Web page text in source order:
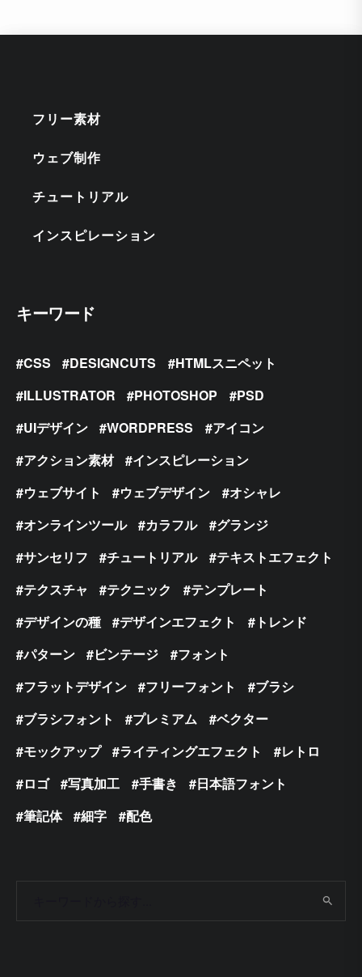
フリー素材
ウェブ制作
チュートリアル
インスピレーション
キーワード
CSS DESIGNCUTS
HTMLスニペット
ILLUSTRATOR
PHOTOSHOP
PSD
UIデザイン
WORDPRESS
アイコン
アクション素材
インスピレーション
ウェブサイト
ウェブデザイン
オシャレ
オンラインツール
カラフル
グランジ
サンセリフ
チュートリアル
テキストエフェクト
テクスチャ
テクニック
テンプレート
デザインの種
デザインエフェクト
トレンド
パターン
ビンテージ
フォント
フラットデザイン
フリーフォント
ブラシ
ブラシフォント
プレミアム
ベクター
モックアップ
ライティングエフェクト
レトロ
ロゴ
写真加工 手書き
日本語フォント
筆記体
細字 配色